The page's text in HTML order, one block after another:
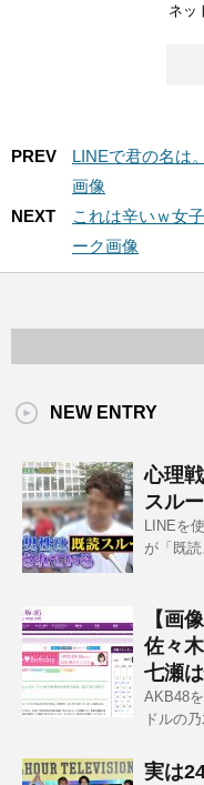
ネッ
PREV
LINEで君の名は
画像
NEXT
これは辛いｗ女
ーク画像
NEW ENTRY
心理
スル
LINEを
が「既
【画
佐々
七瀬
AKB48
ドルの乃
実は